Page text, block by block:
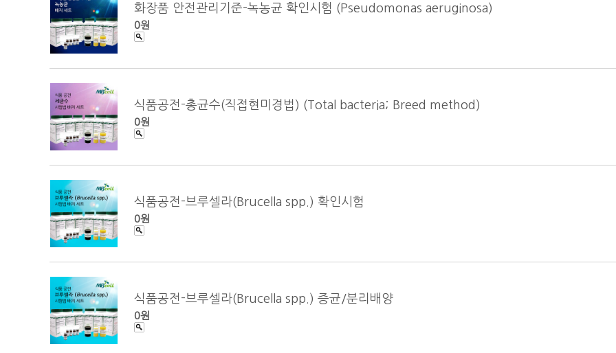
화장품 안전관리기준-녹농균 확인시험 (Pseudomonas aeruginosa)
0원
식품공전-총균수(직접현미경법) (Total bacteria; Breed method)
0원
식품공전-브루셀라(Brucella spp.) 확인시험
0원
식품공전-브루셀라(Brucella spp.) 증균/분리배양
0원